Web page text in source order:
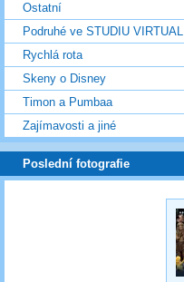
Ostatní
Podruhé ve STUDIU VIRTUAL
Rychlá rota
Skeny o Disney
Timon a Pumbaa
Zajímavosti a jiné
Poslední fotografie